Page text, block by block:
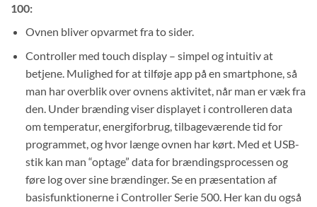
100:
Ovnen bliver opvarmet fra to sider.
Controller med touch display – simpel og intuitiv at
betjene. Mulighed for at tilføje app på en smartphone, så
man har overblik over ovnens aktivitet, når man er væk fra
den. Under brænding viser displayet i controlleren data
om temperatur, energiforbrug, tilbageværende tid for
programmet, og hvor længe ovnen har kørt. Med et USB-
stik kan man “optage” data for brændingsprocessen og
føre log over sine brændinger. Se en præsentation af
basisfunktionerne i Controller Serie 500. Her kan du også